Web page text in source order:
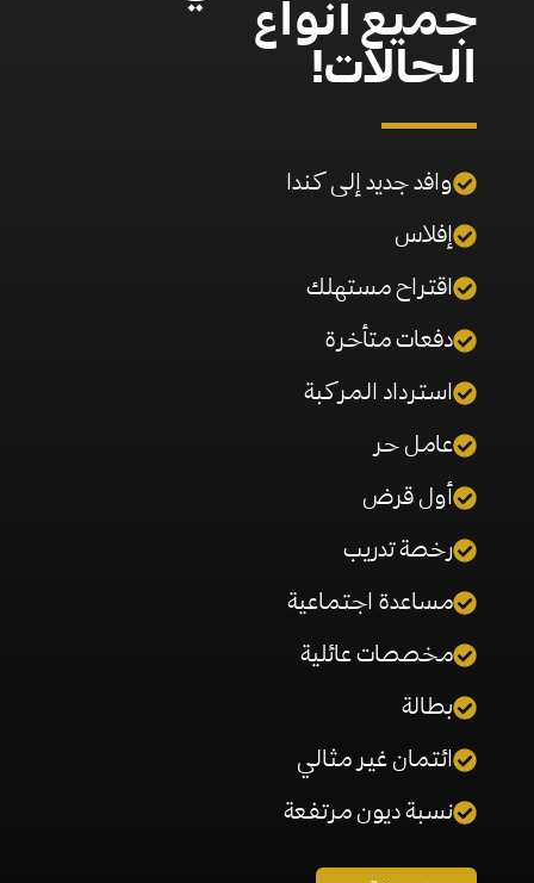
جميع أنواع
الحالات!
وافد جديد إلى كندا
إفلاس
اقتراح مستهلك
دفعات متأخرة
استرداد المركبة
عامل حر
أول قرض
رخصة تدريب
مساعدة اجتماعية
مخصصات عائلية
بطالة
ائتمان غير مثالي
نسبة ديون مرتفعة